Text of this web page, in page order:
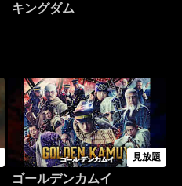
キングダム
見放題
ゴールデンカムイ